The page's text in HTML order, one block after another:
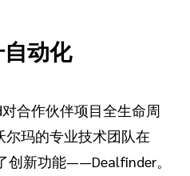
动化
合作伙伴项目全生命周
玛的专业技术团队在
创新功能——Dealfinder。